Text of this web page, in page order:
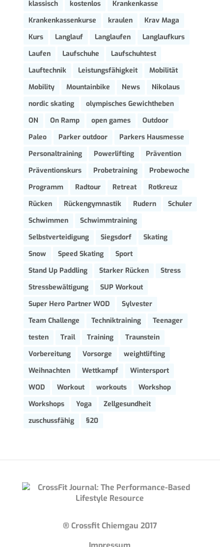
klassisch
kostenlos
Krankenkasse
Krankenkassenkurse
kraulen
Krav Maga
Kurs
Langlauf Langlaufen
Langlaufkurs
Laufen
Laufschuhe
Laufschuhtest
Lauftechnik
Leistungsfähigkeit
Mobilität
Mobility
Mountainbike News
Nikolaus
nordic skating
olympisches Gewichtheben
ON
On Ramp open games
Outdoor
Paleo
Parker outdoor
Parkers Hausmesse
Personaltraining
Powerlifting
Prävention
Präventionskurs
Probetraining
Probewoche
Programm
Radtour Retreat
Rotkreuz
Rücken
Rückengymnastik Rudern
Schuler
Schwimmen
Schwimmtraining
Selbstverteidigung
Siegsdorf
Skating
Snow
Speed Skating
Sport
Stand Up Paddling
Starker Rücken
Stress
Stressbewältigung
SUP Workout
Super Hero Partner WOD
Sylvester
Team Challenge
Techniktraining
Teenager
testen
Trail Training
Traunstein
Vorbereitung
Vorsorge
weightlifting
Weihnachten
Wettkampf
Wintersport
WOD
Workout workouts
Workshop
Workshops
Yoga
Zellgesundheit
zuschussfähig
§20
® Crossfit Chiemgau 2017